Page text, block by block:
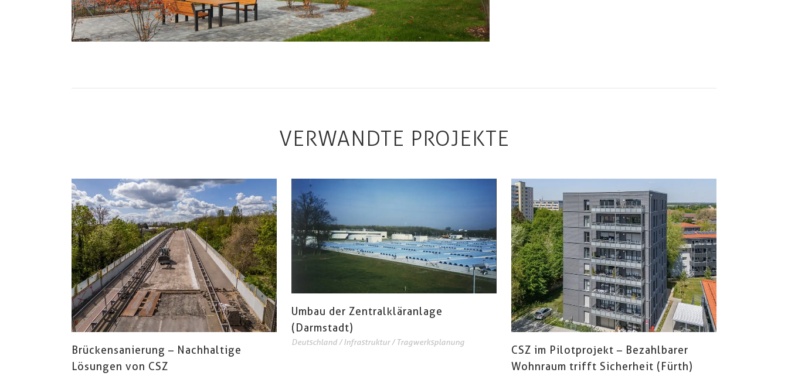
VERWANDTE PROJEKTE
Brückensanierung – Nachhaltige
Lösungen von CSZ
Umbau der Zentralkläranlage
(Darmstadt)
Deutschland /Infrastruktur/Tragwerksplanung
CSZ im Pilotprojekt – Bezahlbarer
Wohnraum trifft Sicherheit (Fürth)